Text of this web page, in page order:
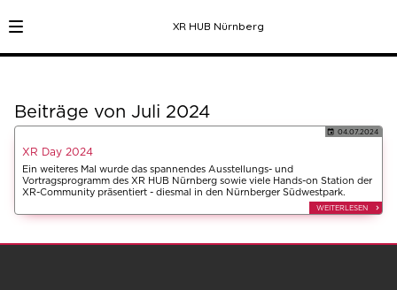
XR HUB Nürnberg
Beiträge von Juli 2024
04.07.2024
XR Day 2024
Ein weiteres Mal wurde das spannendes Ausstellungs- und
Vortragsprogramm des XR HUB Nürnberg sowie viele Hands-on Station der
XR-Community präsentiert - diesmal in den Nürnberger Südwestpark.
WEITERLESEN